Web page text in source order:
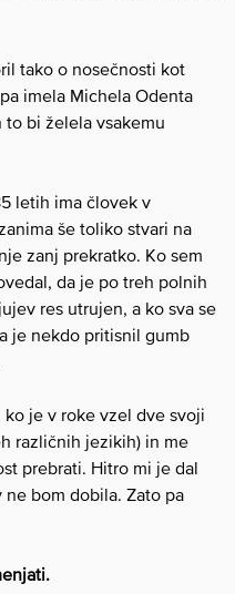
tako o nosečnosti kot
imela Michela Odenta
bi želela vsakemu
letih ima človek v
še toliko stvari na
zanj prekratko. Ko sem
da je po treh polnih
res utrujen, a ko sva se
je nekdo pritisnil gumb
ko je v roke vzel dve svoji
različnih jezikih) in me
prebrati. Hitro mi je dal
bom dobila. Zato pa